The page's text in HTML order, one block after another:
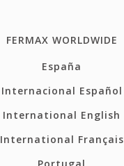
FERMAX WORLDWIDE
España
Internacional Español
International English
International Français